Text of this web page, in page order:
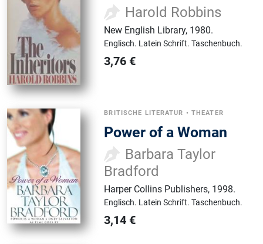
Harold Robbins
New English Library, 1980.
Englisch. Latein Schrift.Taschenbuch.
3,76 €
BRITISCHE LITERATUR • THEATER
Power of a Woman
Barbara Taylor
Bradford
Harper Collins Publishers, 1998.
Englisch. Latein Schrift.Taschenbuch.
3,14 €